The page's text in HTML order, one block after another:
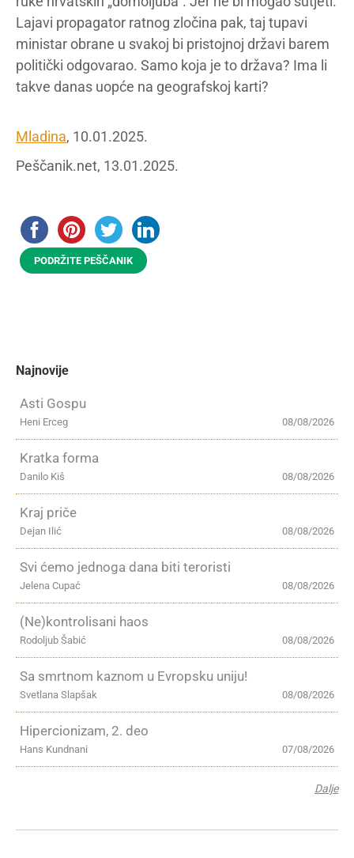
Lajavi propagator ratnog zločina pak, taj tupavi
ministar obrane u svakoj bi pristojnoj državi barem
politički odgovarao. Samo koja je to država? Ima li
takve danas uopće na geografskoj karti?
Mladina, 10.01.2025.
Peščanik.net, 13.01.2025.
PODRŽITE PEŠČANIK
Najnovije
Asti Gospu
08/08/2026
Heni Erceg
Kratka forma
08/08/2026
Danilo Kiš
Kraj priče
08/08/2026
Dejan Ilić
Svi ćemo jednoga dana biti teroristi
08/08/2026
Jelena Cupać
(Ne)kontrolisani haos
08/08/2026
Rodoljub Šabić
Sa smrtnom kaznom u Evropsku uniju!
08/08/2026
Svetlana Slapšak
Hipercionizam, 2. deo
07/08/2026
Hans Kundnani
Dalje